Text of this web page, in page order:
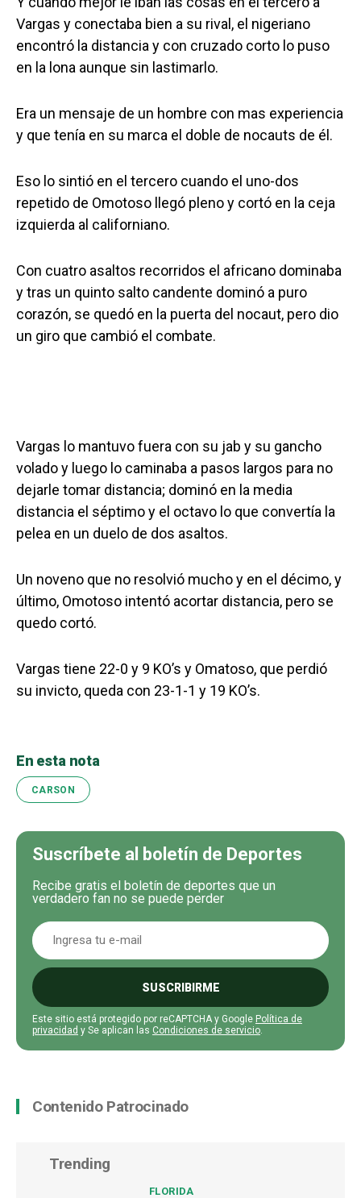
Vargas y conectaba bien a su rival, el nigeriano
encontró la distancia y con cruzado corto lo puso
en la lona aunque sin lastimarlo.
Era un mensaje de un hombre con mas experiencia
y que tenía en su marca el doble de nocauts de él.
Eso lo sintió en el tercero cuando el uno-dos
repetido de Omotoso llegó pleno y cortó en la ceja
izquierda al californiano.
Con cuatro asaltos recorridos el africano dominaba
y tras un quinto salto candente dominó a puro
corazón, se quedó en la puerta del nocaut, pero dio
un giro que cambió el combate.
Vargas lo mantuvo fuera con su jab y su gancho
volado y luego lo caminaba a pasos largos para no
dejarle tomar distancia; dominó en la media
distancia el séptimo y el octavo lo que convertía la
pelea en un duelo de dos asaltos.
Un noveno que no resolvió mucho y en el décimo, y
último, Omotoso intentó acortar distancia, pero se
quedo cortó.
Vargas tiene 22-0 y 9 KO’s y Omatoso, que perdió
su invicto, queda con 23-1-1 y 19 KO’s.
En esta nota
CARSON
Suscríbete al boletín de Deportes
Recibe gratis el boletín de deportes que un
verdadero fan no se puede perder
SUSCRIBIRME
Este sitio está protegido por reCAPTCHA y Google Política de
privacidad y Se aplican las Condiciones de servicio.
Contenido Patrocinado
Trending
FLORIDA